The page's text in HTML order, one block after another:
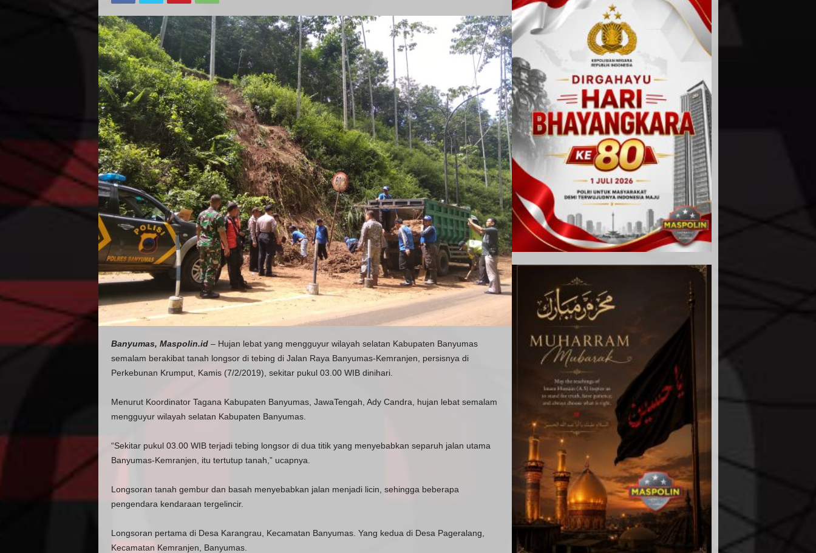
Banyumas, Maspolin.id– Hujan lebat yang mengguyur wilayah selatan Kabupaten Banyumas
semalam berakibat tanah longsor di tebing di Jalan Raya Banyumas-Kemranjen, persisnya di
Perkebunan Krumput, Kamis (7/2/2019), sekitar pukul 03.00 WIB dinihari.
Menurut Koordinator Tagana Kabupaten Banyumas, JawaTengah, Ady Candra, hujan lebat semalam
mengguyur wilayah selatan Kabupaten Banyumas.
“Sekitar pukul 03.00 WIB terjadi tebing longsor di dua titik yang menyebabkan separuh jalan utama
Banyumas-Kemranjen, itu tertutup tanah,” ucapnya.
Longsoran tanah gembur dan basah menyebabkan jalan menjadi licin, sehingga beberapa
pengendara kendaraan tergelincir.
Longsoran pertama di Desa Karangrau, Kecamatan Banyumas. Yang kedua di Desa Pageralang,
Kecamatan Kemranjen, Banyumas.